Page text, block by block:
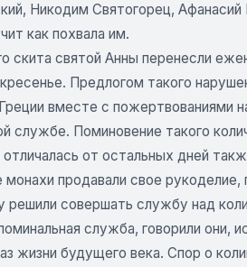
Никодим Святогорец, Афанасий
как похвала им.
скита святой Анны перенесли
Предлогом такого
вместе с пожертвованиями
службе. Поминовение такого
от остальных дней
продавали свое
решили совершать службу над
служба, говорили они,
жизни будущего века. Спор о